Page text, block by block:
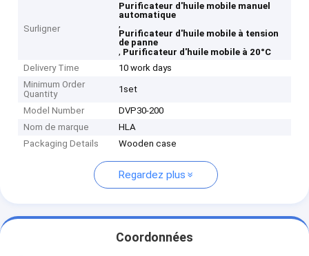
Surligner
Purificateur d'huile mobile manuel
automatique
,
Purificateur d'huile mobile à tension
de panne
, Purificateur d'huile mobile à 20°C
Delivery Time
10 work days
Minimum Order
Quantity
1set
Model Number
DVP30-200
Nom de marque
HLA
Packaging Details
Wooden case
Regardez plus
Coordonnées